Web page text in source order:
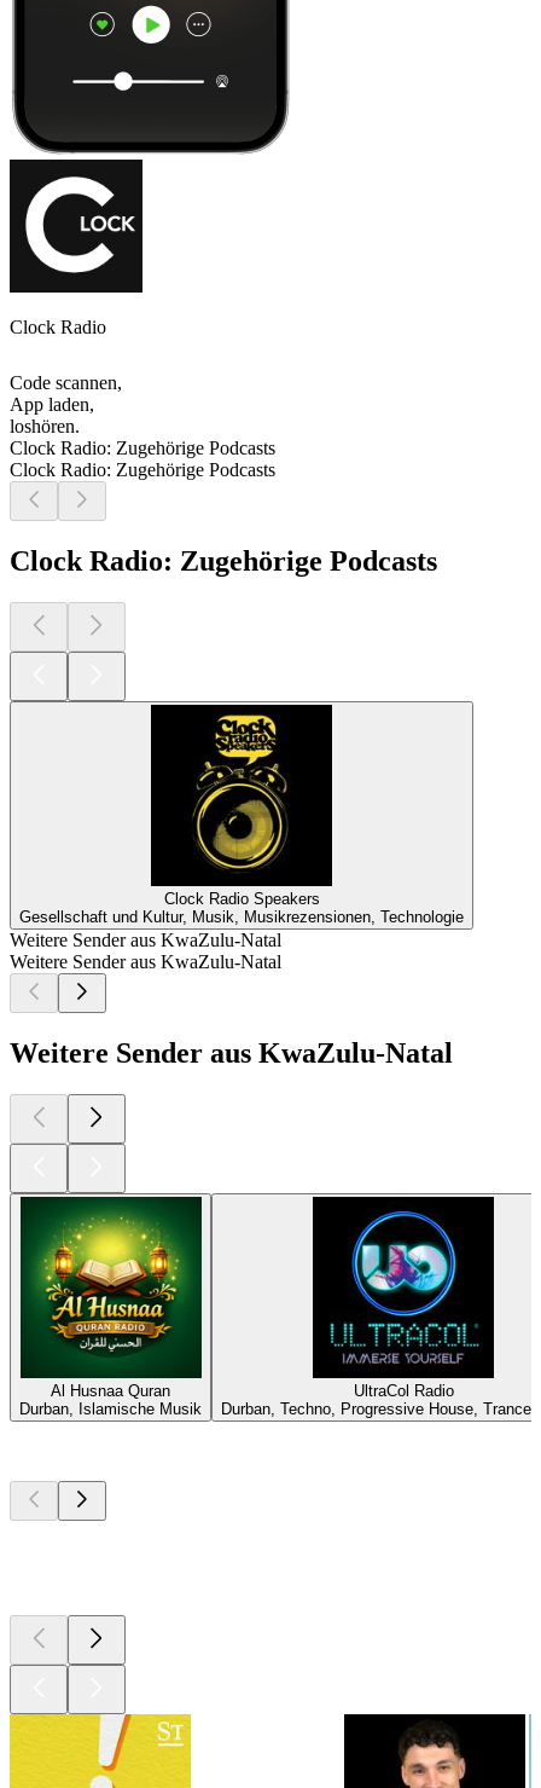
Clock Radio
Code scannen,
App laden,
loshören.
Clock Radio: Zugehörige Podcasts
Clock Radio: Zugehörige Podcasts
Clock Radio: Zugehörige Podcasts
Clock Radio Speakers
Gesellschaft und Kultur, Musik, Musikrezensionen, Technologie
Weitere Sender aus KwaZulu-Natal
Weitere Sender aus KwaZulu-Natal
Weitere Sender aus KwaZulu-Natal
Al Husnaa Quran
Durban, Islamische Musik
UltraCol Radio
Durban, Techno, Progressive House, Trance,